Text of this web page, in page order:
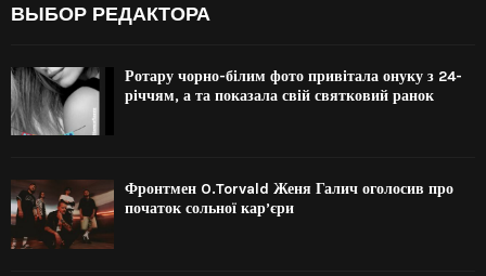
ВЫБОР РЕДАКТОРА
Ротару чорно-білим фото привітала онуку з 24-
річчям, а та показала свій святковий ранок
Фронтмен O.Torvald Женя Галич оголосив про
початок сольної кар’єри